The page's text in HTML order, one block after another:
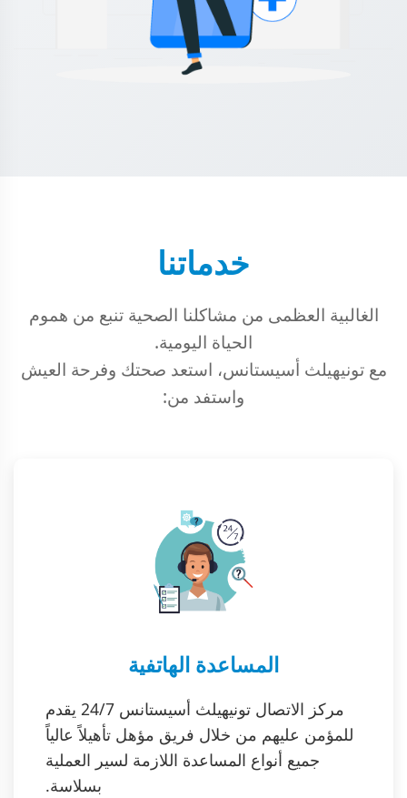
خدماتنا
الغالبية العظمى من مشاكلنا الصحية تنبع من هموم
الحياة اليومية.
مع تونيهيلث أسيستانس، استعد صحتك وفرحة العيش
واستفد من:
المساعدة الهاتفية
مركز الاتصال تونيهيلث أسيستانس 24/7 يقدم
للمؤمن عليهم من خلال فريق مؤهل تأهيلاً عالياً
جميع أنواع المساعدة اللازمة لسير العملية
بسلاسة.